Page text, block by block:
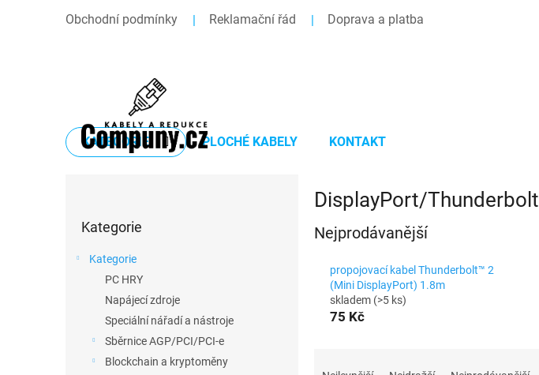
Obchodní podmínky Reklamační řád Doprava a platba
KATEGORIE PLOCHÉ KABELY KONTAKT
kategorie
Kategorie
Kategorie
PC HRY
Napájecí zdroje
Speciální nářadí a nástroje
Sběrnice AGP/PCI/PCI-e
Blockchain a kryptoměny
DisplayPort/Thunderbolt
Nejprodávanější
propojovací kabel Thunderbolt™ 2
(Mini DisplayPort) 1.8m
skladem (>5 ks)
75 Kč